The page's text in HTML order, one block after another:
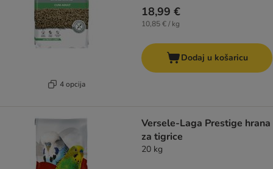
4 opcija
18,99 €
10,85 € / kg
Dodaj u košaricu
Versele-Laga Prestige hrana
za tigrice
20 kg